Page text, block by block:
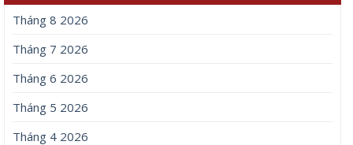
Tháng 8 2026
Tháng 7 2026
Tháng 6 2026
Tháng 5 2026
Tháng 4 2026